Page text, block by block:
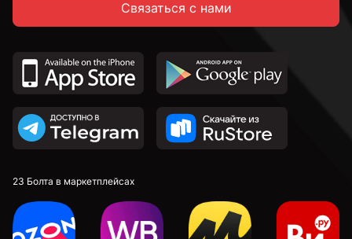
С неполной резьбой
DIN 912 с внутренним шестигранником и
цилиндрической головкой
DIN 7991 c потайной головкой и внутренним
шестигранником
DIN 913 установочные с внутренним шестигранником
к.п. 4,8
Связаться с нами
23 Болта в маркетплейсах